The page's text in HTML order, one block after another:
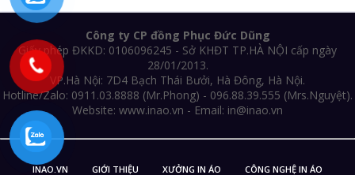
Công ty CP đồng Phục Đức Dũng
Giấy phép ĐKKD: 0106096245 - Sở KHĐT TP.HÀ NỘI cấp ngày
28/01/2013.
VP.Hà Nội: 7D4 Bạch Thái Bưởi, Hà Đông, Hà Nội.
Hotline/Zalo: 0911.03.8888 (Mr.Phong) - 096.88.39.555 (Mrs.Nguyệt).
Website: www.inao.vn - Email: in@inao.vn
INAO.VN GIỚI THIỆU XƯỞNG IN ÁO CÔNG NGHỆ IN ÁO